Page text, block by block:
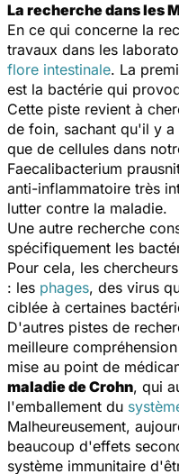
La recherche dans les
En ce qui concerne la
travaux dans les
flore intestinale. La
est la bactérie qui
Cette piste revient à
de foin, sachant qu'il y
que de cellules dans
Faecalibacterium
anti-inflammatoire très
lutter contre la maladie.
Une autre recherche
spécifiquement les
Pour cela, les
: les phages, des virus
ciblée à certaines
D'autres pistes de
meilleure
mise au point de
maladie de Crohn, qui
l'emballement du
Malheureusement,
beaucoup d'effets
système immunitaire